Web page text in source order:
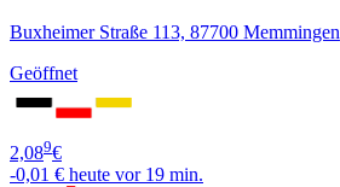
Buxheimer Straße 113, 87700 Memmingen
Geöffnet
2,089€
-0,01 € heute vor 19 min.